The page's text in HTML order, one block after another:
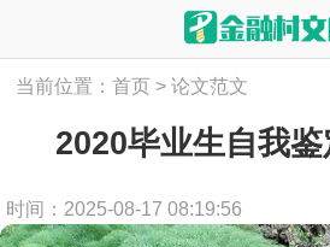
当前位置：首页 > 论文范文
2020毕业生自我
时间：2025-08-17 08:19:56